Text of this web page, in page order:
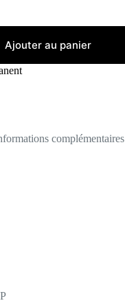
Ajouter au panier
complémentaires